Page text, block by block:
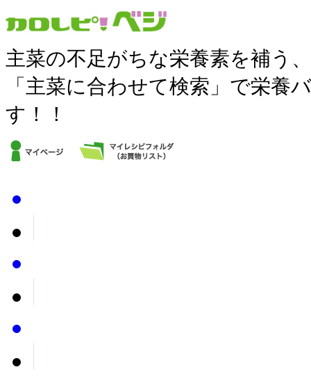
主菜の不足がちな栄養素を補う
「主菜に合わせて検索」で栄養
す！！